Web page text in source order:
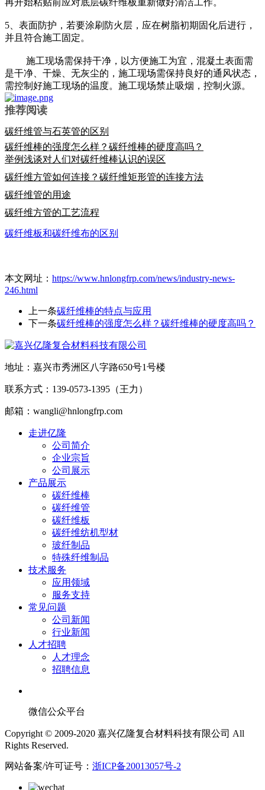
再开始粘贴前应对底层碳纤维板重新做好清洁工作。
5、表面防护，若要涂刷防火层，应在树脂初期固化后进行，
并且符合施工固定。
施工现场需保持干净，以方便施工为宜，混凝土表面需
是干净、干燥、无灰尘的，施工现场需保持良好的通风状态，
需控制好施工现场的温度。施工现场禁止吸烟，控制火源。
推荐阅读
碳纤维管与石英管的区别
碳纤维棒的强度怎么样？碳纤维棒的硬度高吗？
举例浅谈对人们对碳纤维棒认识的误区
碳纤维方管如何连接？碳纤维矩形管的连接方法
碳纤维管的用途
碳纤维方管的工艺流程
碳纤维板和碳纤维布的区别
本文网址： https://www.hnlongfrp.com/news/industry-news-
246.html
上一条碳纤维棒的特点与应用
下一条碳纤维棒的强度怎么样？碳纤维棒的硬度高吗？
地址：嘉兴市秀洲区八字路650号1号楼
联系方式：139-0573-1395（王力）
邮箱：wangli@hnlongfrp.com
走进亿隆
公司简介
企业宗旨
公司展示
产品展示
碳纤维棒
碳纤维管
碳纤维板
碳纤维纺机型材
玻纤制品
特殊纤维制品
技术服务
应用领域
服务支持
常见问题
公司新闻
行业新闻
人才招聘
人才理念
招聘信息
微信公众平台
Copyright © 2009-2020 嘉兴亿隆复合材料科技有限公司 All
Rights Reserved.
网站备案/许可证号： 浙ICP备20013057号-2